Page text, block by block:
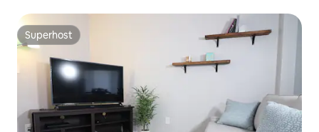
Superhost
Superhost